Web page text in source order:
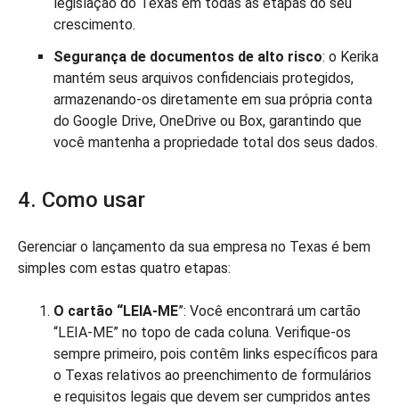
crescimento.
Segurança de documentos de alto risco: o Kerika
mantém seus arquivos confidenciais protegidos,
armazenando-os diretamente em sua própria conta
do Google Drive, OneDrive ou Box, garantindo que
você mantenha a propriedade total dos seus dados.
4. Como usar
Gerenciar o lançamento da sua empresa no Texas é bem
simples com estas quatro etapas:
O cartão “LEIA-ME”: Você encontrará um cartão
“LEIA-ME” no topo de cada coluna. Verifique-os
sempre primeiro, pois contêm links específicos para
o Texas relativos ao preenchimento de formulários
e requisitos legais que devem ser cumpridos antes